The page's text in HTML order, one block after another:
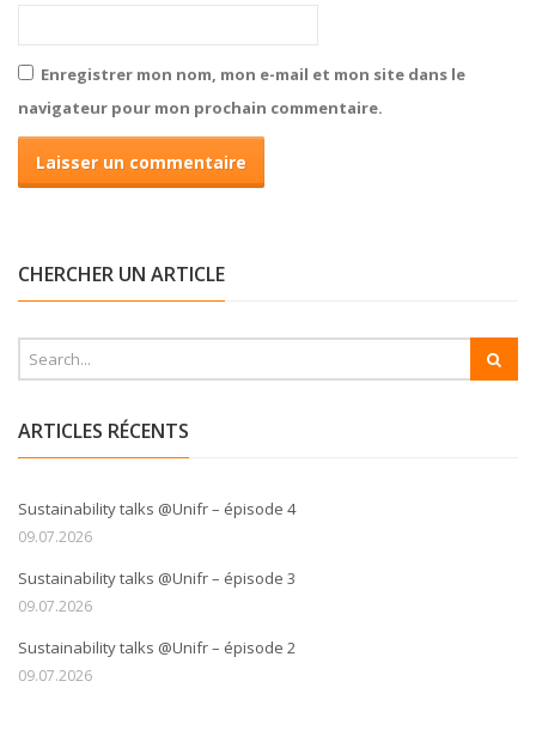
Enregistrer mon nom, mon e-mail et mon site dans le
navigateur pour mon prochain commentaire.
CHERCHER UN ARTICLE
ARTICLES RÉCENTS
Sustainability talks @Unifr – épisode 4
09.07.2026
Sustainability talks @Unifr – épisode 3
09.07.2026
Sustainability talks @Unifr – épisode 2
09.07.2026